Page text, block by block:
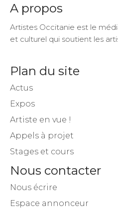
A propos
Artistes Occitanie est le
et culturel qui soutient les
Plan du site
Actus
Expos
Artiste en vue !
Appels à projet
Stages et cours
Nous contacter
Nous écrire
Espace annonceur